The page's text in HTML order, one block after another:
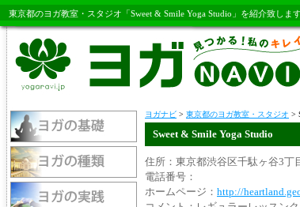
東京都のヨガ教室・スタジオ「Sweet & Smile Yoga Studio」を紹介致します
ヨガナビ > 東京都のヨガ教室・スタジオ >
Sweet & Smile Yoga Studio
住所：東京都渋谷区千駄ヶ谷3丁
電話番号：
ホームページ： http://